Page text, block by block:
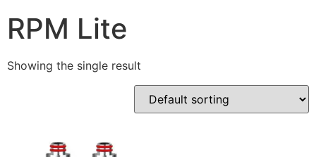
RPM Lite
Showing the single result